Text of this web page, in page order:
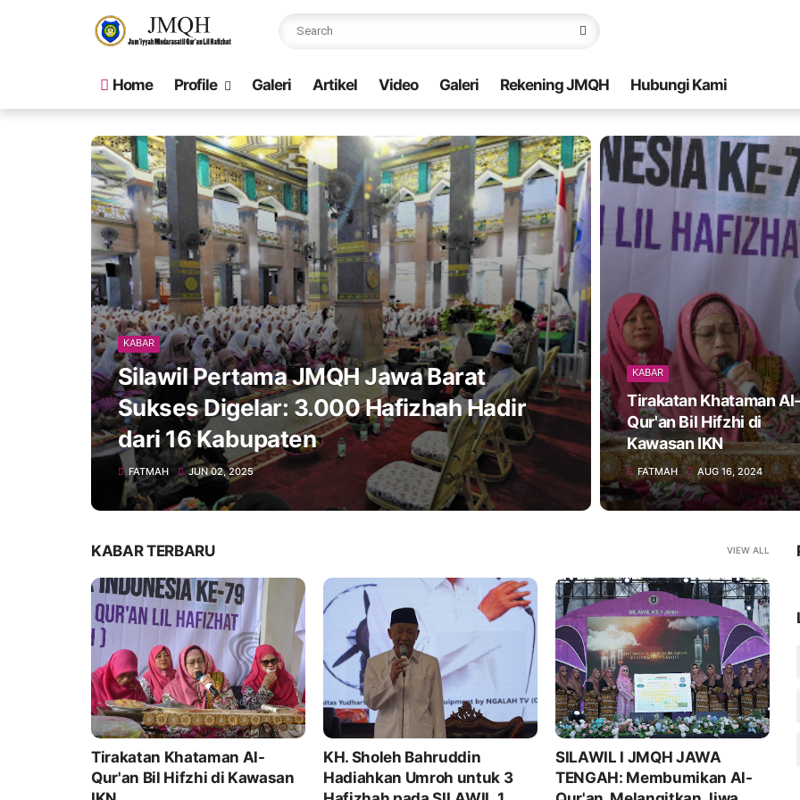
Home Profile Galeri Artikel Video Galeri Rekening JMQH Hubungi Kami
KABAR
Silawil Pertama JMQH Jawa Barat
Sukses Digelar: 3.000 Hafizhah Hadir
dari 16 Kabupaten
FATMAH JUN 02, 2025
KABAR
Tirakatan Khataman
Qur'an Bil Hifzhi di
Kawasan IKN
FATMAH AUG 16, 2024
KABAR TERBARU VIEW ALL
Tirakatan Khataman Al-
Qur'an Bil Hifzhi di Kawasan
KH. Sholeh Bahruddin
Hadiahkan Umroh untuk 3
SILAWIL I JMQH JAWA
TENGAH: Membumikan Al-